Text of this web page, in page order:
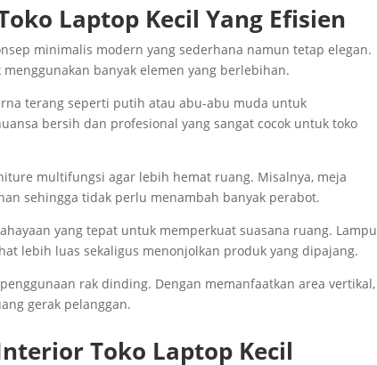
Laptop Kecil Yang Efisien
minimalis modern yang sederhana namun tetap elegan.
banyak elemen yang berlebihan.
terang seperti putih atau abu-abu muda untuk
bersih dan profesional yang sangat cocok untuk toko
multifungsi agar lebih hemat ruang. Misalnya, meja
sehingga tidak perlu menambah banyak perabot.
yang tepat untuk memperkuat suasana ruang. Lampu
lebih luas sekaligus menonjolkan produk yang dipajang.
rak dinding. Dengan memanfaatkan area vertikal,
gerak pelanggan.
Toko Laptop Kecil